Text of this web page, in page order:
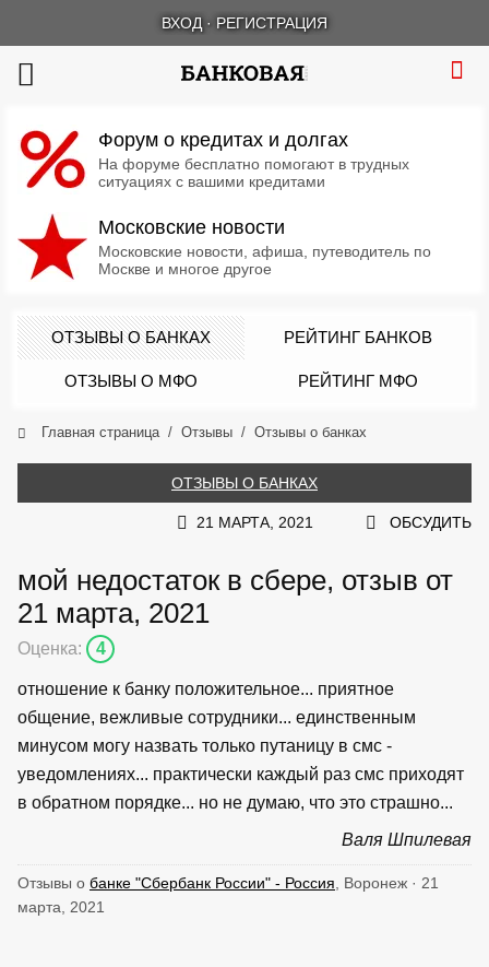
ВХОД · РЕГИСТРАЦИЯ
Форум о кредитах и долгах
На форуме бесплатно помогают в трудных
ситуациях с вашими кредитами
Московские новости
Московские новости, афиша, путеводитель по
Москве и многое другое
ОТЗЫВЫ О БАНКАХ РЕЙТИНГ БАНКОВ
ОТЗЫВЫ О МФО РЕЙТИНГ МФО
Главная страница Отзывы Отзывы о банках
ОТЗЫВЫ О БАНКАХ
21 МАРТА, 2021 ОБСУДИТЬ
мой недостаток в сбере, отзыв от
21 марта, 2021
Оценка: 4
отношение к банку положительное... приятное
общение, вежливые сотрудники... единственным
минусом могу назвать только путаницу в смс -
уведомлениях... практически каждый раз смс приходят
в обратном порядке... но не думаю, что это страшно...
Валя Шпилевая
Отзывы о банке "Сбербанк России" - Россия , Воронеж · 21
марта, 2021